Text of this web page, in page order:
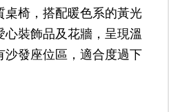
桌椅，搭配暖色系的黃光
心裝飾品及花牆，呈現溫
沙發座位區，適合度過下